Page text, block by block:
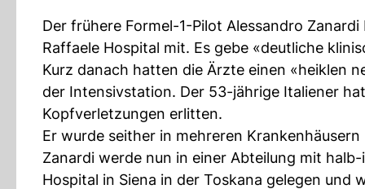
Der frühere Formel-1-Pilot Alessandro
Raffaele Hospital mit. Es gebe «deutliche
Kurz danach hatten die Ärzte einen «heiklen
der Intensivstation. Der 53-jährige Italiener
Kopfverletzungen erlitten.
Er wurde seither in mehreren
Zanardi werde nun in einer Abteilung mit
Hospital in Siena in der Toskana gelegen